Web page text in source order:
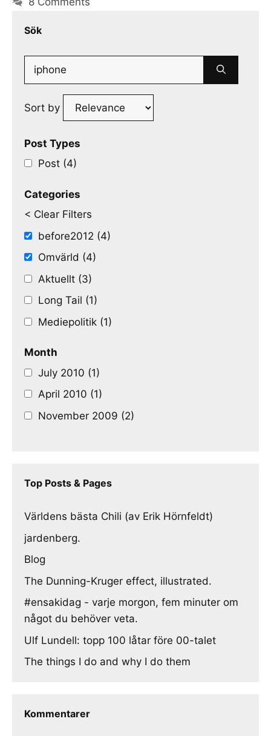
Sök
Search
for:
Sort by
Post Types
Post (4)
Categories
< Clear Filters
before2012 (4)
Omvärld (4)
Aktuellt (3)
Long Tail (1)
Mediepolitik (1)
Month
July 2010 (1)
April 2010 (1)
November 2009 (2)
Top Posts & Pages
Världens bästa Chili (av Erik Hörnfeldt)
jardenberg.
Blog
The Dunning-Kruger effect, illustrated.
#ensakidag - varje morgon, fem minuter om
något du behöver veta.
Ulf Lundell: topp 100 låtar före 00-talet
The things I do and why I do them
Kommentarer